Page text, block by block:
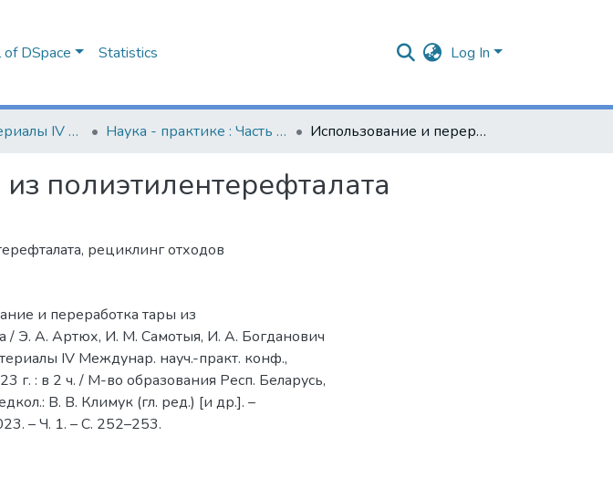
DSpace Statistics Log In
2023 год, материалы IV Международной научно-практической конференции Наука - практике : Часть 1. (2023 г.) Использование и переработка тары из полиэтилентерефталата
полиэтилентерефталата
, рециклинг отходов
и переработка тары из
/ Э. А. Артюх, И. М. Самотыя, И. А. Богданович
IV Междунар. науч.-практ. конф.,
г. : в 2 ч. / М-во образования Респ. Беларусь,
В. В. Климук (гл. ред.) [и др.]. –
– Ч. 1. – С. 252–253.